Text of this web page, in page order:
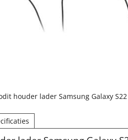
houder lader Samsung Galaxy